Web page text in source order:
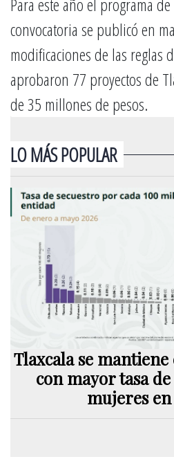
convocatoria se publicó en
modificaciones de las reglas
aprobaron 77 proyectos de
de 35 millones de pesos.
LO MÁS POPULAR
Tlaxcala se
con mayor tasa
mujeres